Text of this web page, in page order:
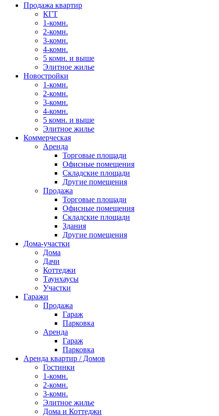
Продажа квартир
КГТ
1-комн.
2-комн.
3-комн.
4-комн.
5 комн. и выше
Элитное жилье
Новостройки
1-комн.
2-комн.
3-комн.
4-комн.
5 комн. и выше
Элитное жилье
Коммерческая
Аренда
Торговые площади
Офисные помещения
Складские площади
Другие помещения
Продажа
Торговые площади
Офисные помещения
Складские площади
Здания
Другие помещения
Дома-участки
Дома
Дачи
Коттеджи
Таунхаусы
Участки
Гаражи
Продажа
Гараж
Парковка
Аренда
Гараж
Парковка
Аренда квартир / Домов
Гостинки
1-комн.
2-комн.
3-комн.
Элитное жилье
Дома и Коттеджи